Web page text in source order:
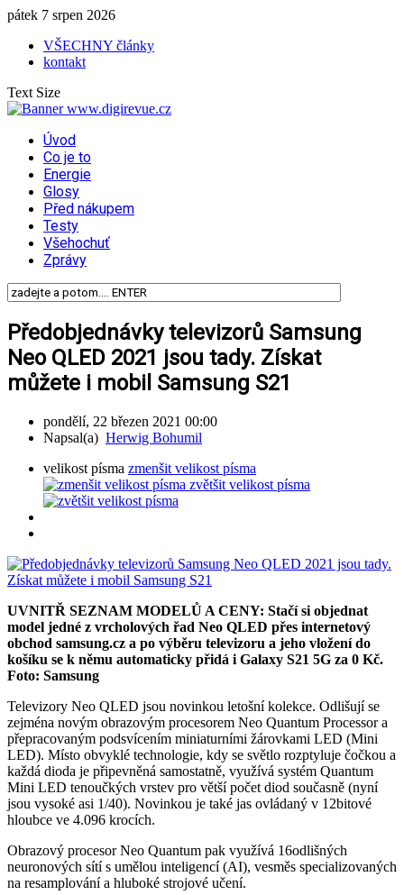
pátek 7 srpen 2026
VŠECHNY články
kontakt
Text Size
Úvod
Co je to
Energie
Glosy
Před nákupem
Testy
Všehochuť
Zprávy
Předobjednávky televizorů Samsung
Neo QLED 2021 jsou tady. Získat
můžete i mobil Samsung S21
pondělí, 22 březen 2021 00:00
Napsal(a) Herwig Bohumil
velikost písma zmenšit velikost písma
zvětšit velikost písma
UVNITŘ SEZNAM MODELŮ A CENY: Stačí si objednat
model jedné z vrcholových řad Neo QLED přes internetový
obchod samsung.cz a po výběru televizoru a jeho vložení do
košíku se k němu automaticky přidá i Galaxy S21 5G za 0 Kč.
Foto: Samsung
Televizory Neo QLED jsou novinkou letošní kolekce. Odlišují se
zejména novým obrazovým procesorem Neo Quantum Processor a
přepracovaným podsvícením miniaturními žárovkami LED (Mini
LED). Místo obvyklé technologie, kdy se světlo rozptyluje čočkou a
každá dioda je připevněná samostatně, využívá systém Quantum
Mini LED tenoučkých vrstev pro větší počet diod současně (nyní
jsou vysoké asi 1/40). Novinkou je také jas ovládaný v 12bitové
hloubce ve 4.096 krocích.
Obrazový procesor Neo Quantum pak využívá 16odlišných
neuronových sítí s umělou inteligencí (AI), vesměs specializovaných
na resamplování a hluboké strojové učení.